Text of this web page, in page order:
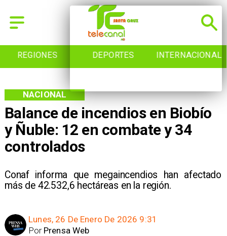
REGIONES DEPORTES INTERNACIONAL
Balance de incendios en Biobío
y Ñuble: 12 en combate y 34
controlados
Conaf informa que megaincendios han afectado
más de 42.532,6 hectáreas en la región.
NACIONAL
Lunes, 26 De Enero De 2026 9:31
Prensa Web
Por